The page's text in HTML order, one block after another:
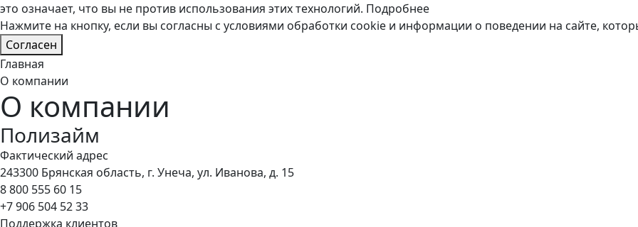
это означает, что вы не против использования этих технологий. Подробнее
Нажмите на кнопку, если вы согласны с условиями обработки cookie и информации о поведении на сайте,
Согласен
Главная
О компании
О компании
Полизайм
Фактический адрес
243300 Брянская область, г. Унеча, ул. Иванова, д. 15
8 800 555 60 15
+7 906 504 52 33
Поддержка клиентов